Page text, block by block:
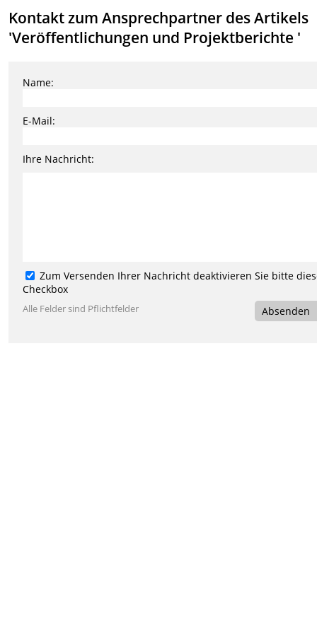
Kontakt zum Ansprechpartner des Artikels
'Veröffentlichungen und Projektberichte '
Name:
E-Mail:
Ihre Nachricht:
Zum Versenden Ihrer Nachricht deaktivieren Sie bitte
Checkbox
Alle Felder sind Pflichtfelder Absenden